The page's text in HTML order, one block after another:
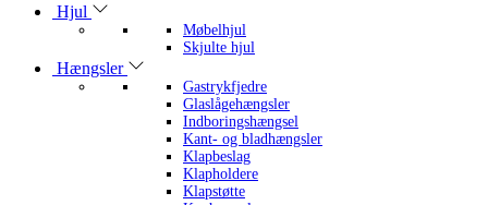
Hjul
Møbelhjul
Skjulte hjul
Hængsler
Gastrykfjedre
Glaslågehængsler
Indboringshængsel
Kant- og bladhængsler
Klapbeslag
Klapholdere
Klapstøtte